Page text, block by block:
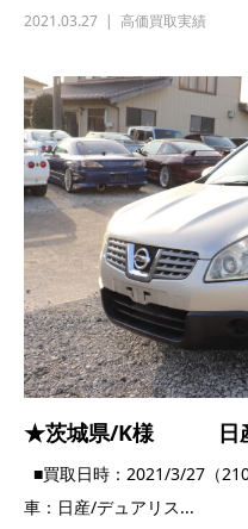
2021.03.27 高価買取実績
★茨城県/K様 日産/
■買取日時：2021/3/27（
車：日産/デュアリス...